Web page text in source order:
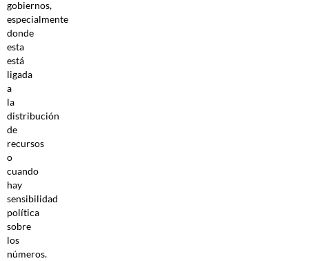
gobiernos,
especialmente
donde
esta
está
ligada
a
la
distribución
de
recursos
o
cuando
hay
sensibilidad
política
sobre
los
números.